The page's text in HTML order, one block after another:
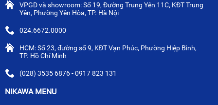
VPGD và showroom: Số 19, Đường Trung Yên 11C, KĐT Trung
Yên, Phường Yên Hòa, TP. Hà Nội
024.6672.0000
HCM: Số 23, đường số 9, KĐT Vạn Phúc, Phường Hiệp Bình,
TP. Hồ Chí Minh
(028) 3535 6876 - 0917 823 131
NIKAWA MENU